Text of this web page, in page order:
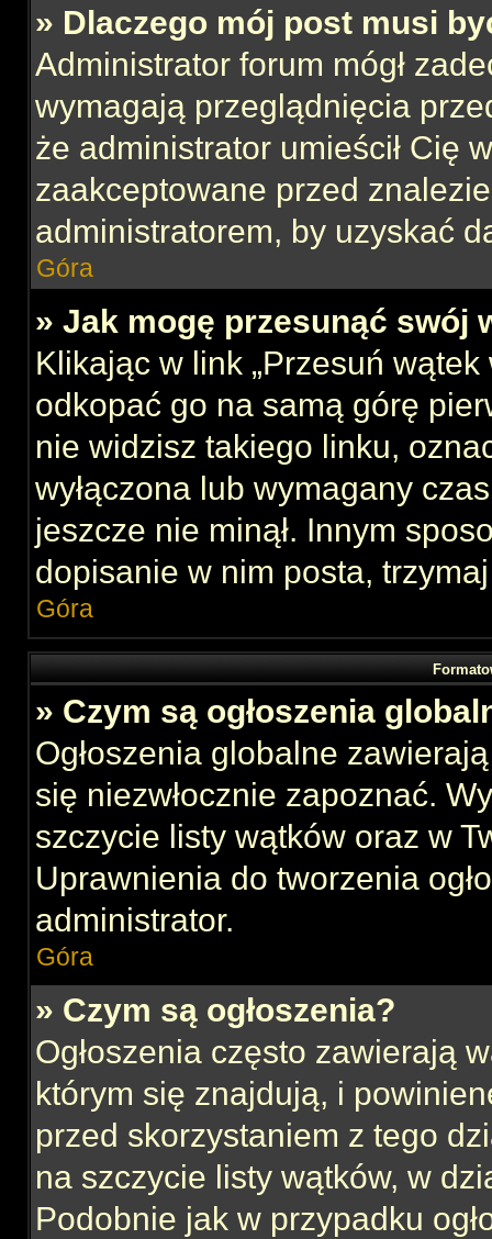
» Dlaczego mój post musi
Administrator forum mógł
wymagają przeglądnięcia
że administrator umieścił Cię
zaakceptowane przed
administratorem, by uzyskać
Góra
» Jak mogę przesunąć swój
Klikając w link „Przesuń
odkopać go na samą górę
nie widzisz takiego linku,
wyłączona lub wymagany
jeszcze nie minął. Innym
dopisanie w nim posta,
Góra
» Czym są ogłoszenia
Ogłoszenia globalne
się niezwłocznie zapoznać.
szczycie listy wątków oraz w
Uprawnienia do tworzenia
administrator.
Góra
» Czym są ogłoszenia?
Ogłoszenia często zawierają
którym się znajdują, i
przed skorzystaniem z tego
na szczycie listy wątków, w
Podobnie jak w przypadku